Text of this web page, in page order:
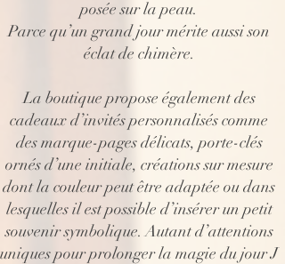
posée sur la peau.
Parce qu’un grand jour mérite aussi son
éclat de chimère.
La boutique propose également des
cadeaux d’invités personnalisés comme
des marque-pages délicats, porte-clés
ornés d’une initiale, créations sur mesure
dont la couleur peut être adaptée ou dans
lesquelles il est possible d’insérer un petit
souvenir symbolique. Autant d’attentions
uniques pour prolonger la magie du jour J